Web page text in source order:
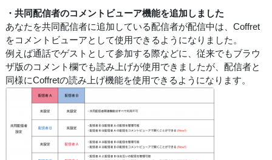
・共同配信者のコメントビューア機能を追加しました
あなたを共同配信者に追加している配信者が配信中は、Coffret
をコメントビューアとして使用できるようになりました。
例えば通話でゲストとして参加する際などに、従来でもブラウ
ザ版のコメント欄でも読み上げが使用できましたが、配信者と
同様にCoffretの読み上げ機能を使用できるようになります。